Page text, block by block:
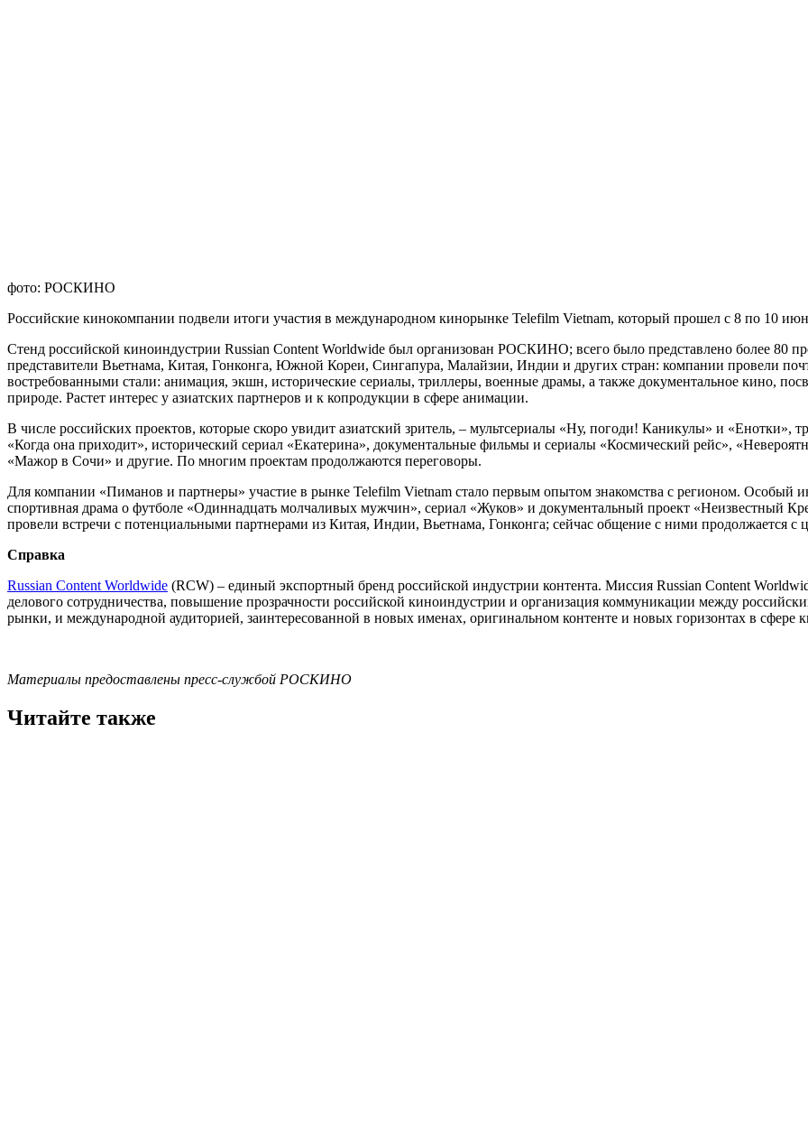
фото: РОСКИНО
Российские кинокомпании подвели итоги участия в международном кинорынке Telefilm Vietnam, который прошел с 8 по 10
Стенд российской киноиндустрии Russian Content Worldwide был организован РОСКИНО; всего было представлено более 80
представители Вьетнама, Китая, Гонконга, Южной Кореи, Сингапура, Малайзии, Индии и других стран: компании провели
востребованными стали: анимация, экшн, исторические сериалы, триллеры, военные драмы, а также документальное кино,
природе. Растет интерес у азиатских партнеров и к копродукции в сфере анимации.
В числе российских проектов, которые скоро увидит азиатский зритель, – мультсериалы «Ну, погоди! Каникулы» и «Енотки»,
«Когда она приходит», исторический сериал «Екатерина», документальные фильмы и сериалы «Космический рейс»,
«Мажор в Сочи» и другие. По многим проектам продолжаются переговоры.
Для компании «Пиманов и партнеры» участие в рынке Telefilm Vietnam стало первым опытом знакомства с регионом. Особый
спортивная драма о футболе «Одиннадцать молчаливых мужчин», сериал «Жуков» и документальный проект «Неизвестный
провели встречи с потенциальными партнерами из Китая, Индии, Вьетнама, Гонконга; сейчас общение с ними продолжается с
Справка
Russian Content Worldwide (RCW) – единый экспортный бренд российской индустрии контента. Миссия Russian Content
делового сотрудничества, повышение прозрачности российской киноиндустрии и организация коммуникации между
рынки, и международной аудиторией, заинтересованной в новых именах, оригинальном контенте и новых горизонтах в сфере
Материалы предоставлены пресс-службой РОСКИНО
Читайте также